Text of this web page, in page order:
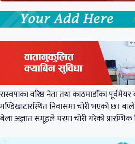
रास्वपाका वरिष्ठ नेता तथा काठमाडौँका
मण्डिखाटारस्थित निवासमा चोरी भएको छ।
बेला अज्ञात समूहले घरमा चोरी गरेको